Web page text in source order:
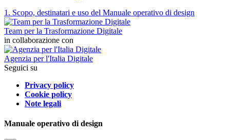
1. Scopo, destinatari e uso del Manuale operativo di design
Team per la Trasformazione Digitale
in collaborazione con
Agenzia per l'Italia Digitale
Seguici su
Privacy policy
Cookie policy
Note legali
Manuale operativo di design